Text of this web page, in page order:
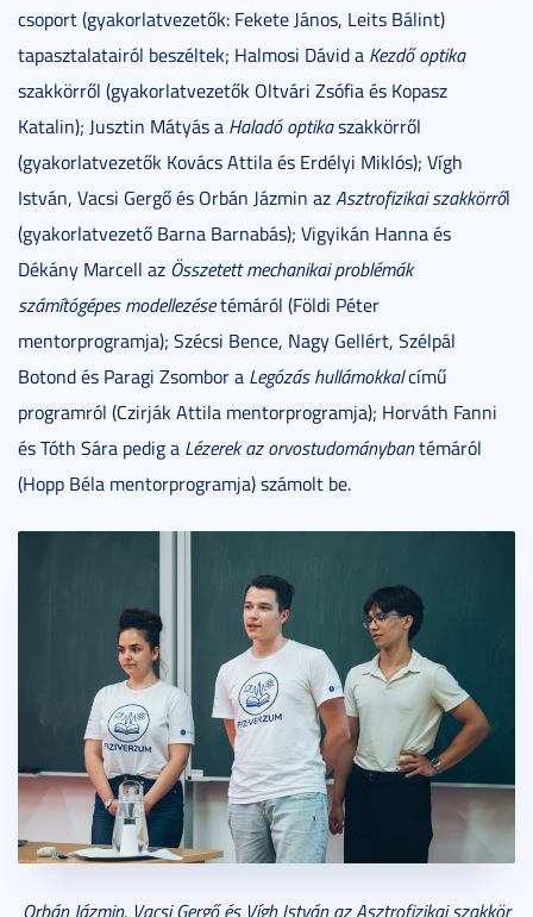
csoport (gyakorlatvezetők: Fekete János, Leits Bálint)
tapasztalatairól beszéltek; Halmosi Dávid a Kezdő optika
szakkörről (gyakorlatvezetők Oltvári Zsófia és Kopasz
Katalin); Jusztin Mátyás a Haladó optikaszakkörről
(gyakorlatvezetők Kovács Attila és Erdélyi Miklós); Vígh
István, Vacsi Gergő és Orbán Jázmin azAsztrofizikai szakkörről
(gyakorlatvezető Barna Barnabás); Vigyikán Hanna és
Dékány Marcell az Összetett mechanikai problémák
számítógépes modellezésetémáról (Földi Péter
mentorprogramja); Szécsi Bence, Nagy Gellért, Szélpál
Botond és Paragi Zsombor a Legózás hullámokkalcímű
programról (Czirják Attila mentorprogramja); Horváth Fanni
és Tóth Sára pedig a Lézerek az orvostudománybantémáról
(Hopp Béla mentorprogramja) számolt be.
Orbán Jázmin, Vacsi Gergő és Vígh István az Asztrofizikai szakkör